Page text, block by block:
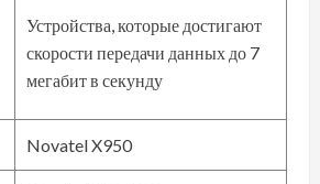
Устройства, которые достигают
скорости передачи данных до 7
мегабит в секунду
Novatel X950